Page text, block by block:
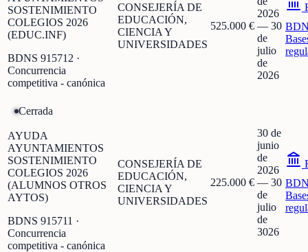
SOSTENIMIENTO
COLEGIOS 2026
(EDUC.INF)
BDNS 915712 ·
Concurrencia
competitiva - canónica
CONSEJERÍA DE
EDUCACIÓN,
CIENCIA Y
UNIVERSIDADES
525.000 €
2026
— 30
de
julio
de
2026
Cerrada
AYUDA
AYUNTAMIENTOS
SOSTENIMIENTO
COLEGIOS 2026
(ALUMNOS OTROS
AYTOS)
BDNS 915711 ·
Concurrencia
competitiva - canónica
CONSEJERÍA DE
EDUCACIÓN,
CIENCIA Y
UNIVERSIDADES
225.000 €
30 de
junio
de
2026
— 30
de
julio
de
3026